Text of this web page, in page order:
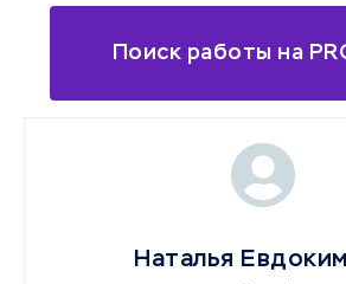
Поиск работы на
Наталья